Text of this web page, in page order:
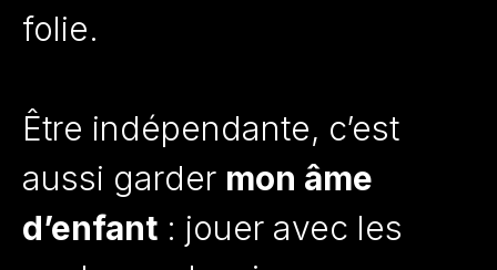
folie.
Être indépendante, c’est
aussi garder mon âme
d’enfant : jouer avec les